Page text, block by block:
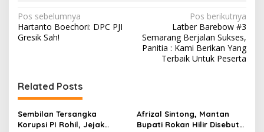
N
a
g
a
s
Pos sebelumnya
Hartanto Boechori: DPC PJI
Gresik Sah!
Pos berikutnya
Latber Barebow #3
Semarang Berjalan Sukses,
Panitia : Kami Berikan Yang
Terbaik Untuk Peserta
Related Posts
Sembilan Tersangka
Korupsi PI Rohil, Jejak
Afrizal Sintong, Mantan
Bupati Rokan Hilir Disebut